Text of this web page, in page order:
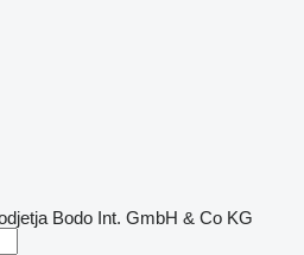
Bodo Int. GmbH & Co KG